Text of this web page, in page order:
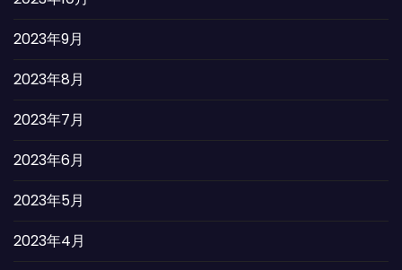
2023年9月
2023年8月
2023年7月
2023年6月
2023年5月
2023年4月